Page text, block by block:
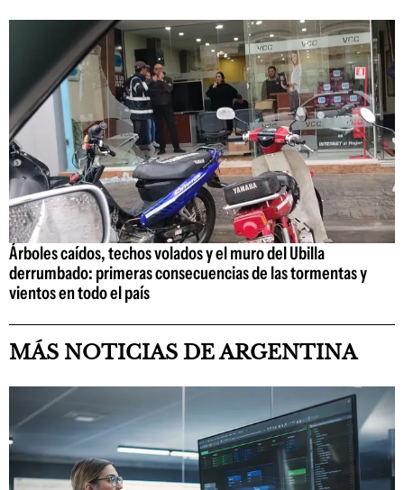
Árboles caídos, techos volados y el muro del Ubilla
derrumbado: primeras consecuencias de las tormentas y
vientos en todo el país
MÁS NOTICIAS DE ARGENTINA